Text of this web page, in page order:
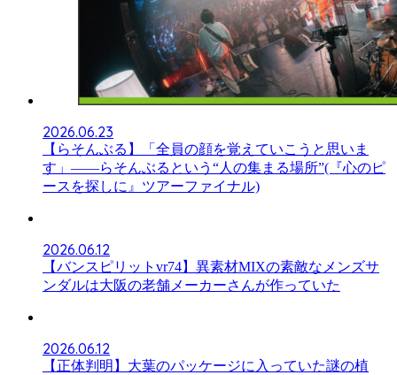
2026.06.23
【らそんぶる】「全員の顔を覚えていこうと思いま
す」――らそんぶるという“人の集まる場所”(『心のピ
ースを探しに』ツアーファイナル)
2026.06.12
【バンスピリットvr74】異素材MIXの素敵なメンズサ
ンダルは大阪の老舗メーカーさんが作っていた
2026.06.12
【正体判明】大葉のパッケージに入っていた謎の植